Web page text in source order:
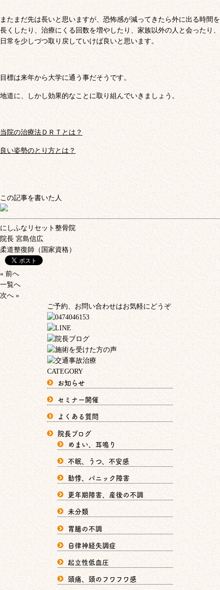
またまだ先は長いと思いますが、恐怖感が減ってきたら外に出る時間を
長くしたり、治療にくる回数を増やしたり、家族以外の人と会ったり、
日常を少しづつ取り戻していけば良いと思います。
目標は来年から大学に通う事だそうです。
地道に、しかし効果的なことに取り組んでいきましょう。
当院の治療法ＤＲＴとは？
良い姿勢のとり方とは？
この記事を書いた人
にしふなリセット整骨院
院長 宮島信広
柔道整復師（国家資格）
« 前へ
一覧へ
次へ »
ご予約、お問い合わせはお気軽にどうぞ
CATEGORY
お知らせ
セミナー開催
よくある質問
院長ブログ
めまい、耳鳴り
不眠、うつ、不安感
動悸、パニック障害
更年期障害、産後の不調
未分類
胃腸の不調
自律神経失調症
起立性低血圧
頭痛、頭のフワフワ感